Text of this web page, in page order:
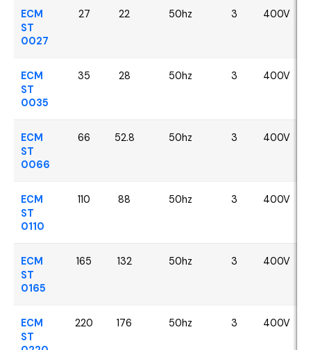
ECM
ST
0027
27 22 50hz 3 400V
ECM
ST
0035
35 28 50hz 3 400V
ECM
ST
0066
66 52.8 50hz 3 400V
ECM
ST
0110
110 88 50hz 3 400V
ECM
ST
0165
165 132 50hz 3 400V
ECM
ST
220 176 50hz 3 400V